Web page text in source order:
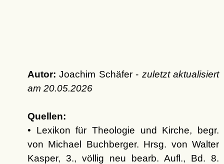
Autor: Joachim Schäfer - zuletzt aktualisiert
am 20.05.2026
Quellen:
• Lexikon für Theologie und Kirche, begr.
von Michael Buchberger. Hrsg. von Walter
Kasper, 3., völlig neu bearb. Aufl., Bd. 8.